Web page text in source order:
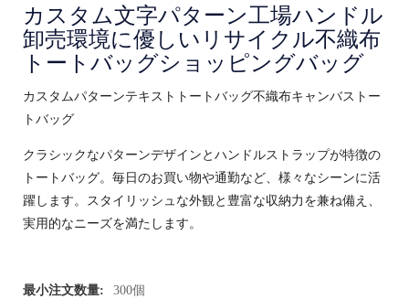
カスタム文字パターン工場ハンドル
卸売環境に優しいリサイクル不織布
トートバッグショッピングバッグ
カスタムパターンテキストトートバッグ不織布キャンバストー
トバッグ
クラシックなパターンデザインとハンドルストラップが特徴の
トートバッグ。毎日のお買い物や通勤など、様々なシーンに活
躍します。スタイリッシュな外観と豊富な収納力を兼ね備え、
実用的なニーズを満たします。
最小注文数量: 300個